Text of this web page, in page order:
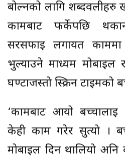
बोल्नको लागि
कामबाट फर्केपछि
सरसफाई लगायत काममा
भुल्याउने माध्यम
घण्टाजस्तो स्क्रिन टाइमको
‘कामबाट आयो बच्चालाई
केही काम गरेर सुत्यो ।
मोबाइल दिन थालियो